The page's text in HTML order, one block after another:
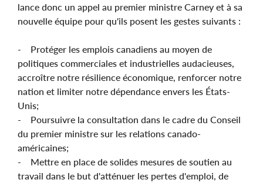
lance donc un appel au premier ministre Carney et à sa
nouvelle équipe pour qu'ils posent les gestes suivants :
- Protéger les emplois canadiens au moyen de
politiques commerciales et industrielles audacieuses,
accroître notre résilience économique, renforcer notre
nation et limiter notre dépendance envers les États-
Unis;
- Poursuivre la consultation dans le cadre du Conseil
du premier ministre sur les relations canado-
américaines;
- Mettre en place de solides mesures de soutien au
travail dans le but d'atténuer les pertes d'emploi, de